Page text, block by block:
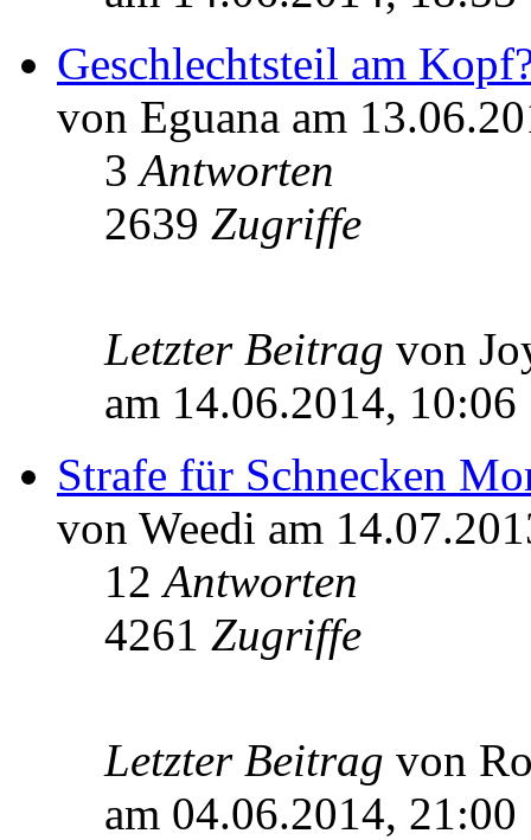
Geschlechtsteil am
von Eguana am
3Antworten
2639 Zugriffe
Letzter Beitrag von
am 14.06.2014, 10:06
Strafe für Schnecken
von Weedi am
12Antworten
4261 Zugriffe
Letzter Beitrag von
am 04.06.2014, 21:00